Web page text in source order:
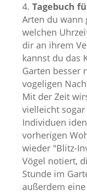
Tagebuch
Arten du wann
welchen
dir an ihrem
kannst du das
Garten besser
vogeligen
Mit der Zeit
vielleicht
Individuen
vorherigen
wieder "Blitz-
Vögel notiert,
Stunde im
außerdem